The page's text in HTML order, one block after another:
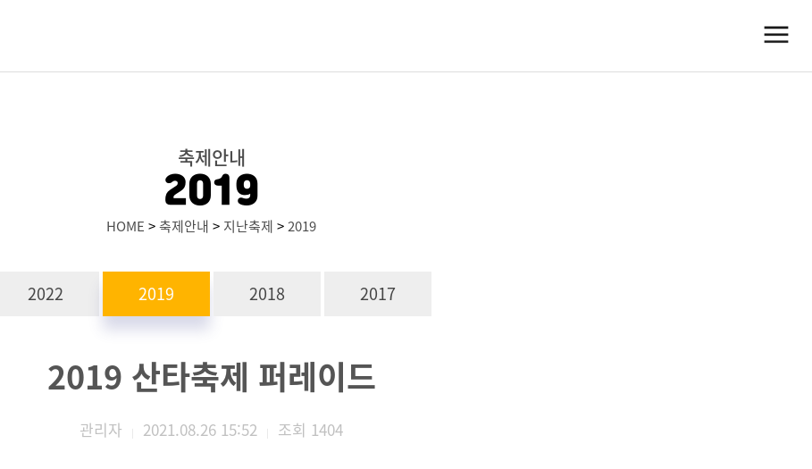
축제안내
2019
HOME >축제안내 > 지난축제 >2019
2022 2019 2018 2017
2019 산타축제 퍼레이드
관리자 2021.08.26 15:52 조회 1404